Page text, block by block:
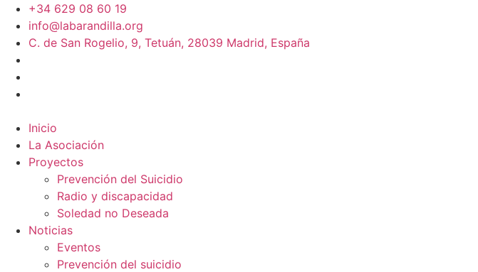
+34 629 08 60 19
info@labarandilla.org
C. de San Rogelio, 9, Tetuán, 28039 Madrid, España
Inicio
La Asociación
Proyectos
Prevención del Suicidio
Radio y discapacidad
Soledad no Deseada
Noticias
Eventos
Prevención del suicidio